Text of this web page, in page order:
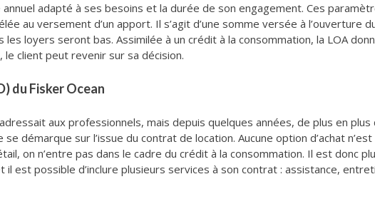
adapté à ses besoins et la durée de son engagement. Ces
au versement d’un apport. Il s’agit d’une somme versée à l’ouverture
les loyers seront bas. Assimilée à un crédit à la consommation, la LOA
client peut revenir sur sa décision.
du Fisker Ocean
aux professionnels, mais depuis quelques années, de plus en
démarque sur l’issue du contrat de location. Aucune option d’achat
on n’entre pas dans le cadre du crédit à la consommation. Il est donc
il est possible d’inclure plusieurs services à son contrat : assistance,